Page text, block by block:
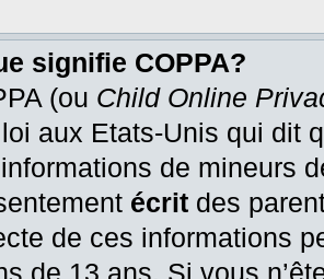
signifie COPPA?
(ou Child Online
aux Etats-Unis qui dit
de mineurs
écrit des
de ces informations
de 13 ans. Si vous